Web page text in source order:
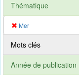
Thématique
Mer
Mots clés
Année de publication